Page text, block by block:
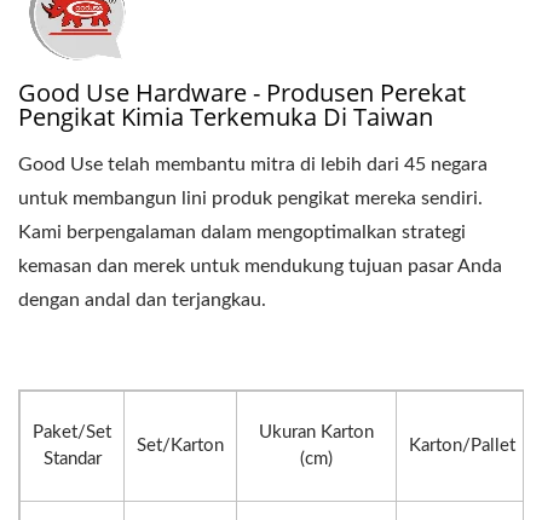
Good Use Hardware - Produsen Perekat
Pengikat Kimia Terkemuka Di Taiwan
Good Use telah membantu mitra di lebih dari 45 negara
untuk membangun lini produk pengikat mereka sendiri.
Kami berpengalaman dalam mengoptimalkan strategi
kemasan dan merek untuk mendukung tujuan pasar Anda
dengan andal dan terjangkau.
Paket/Set
Standar
Set/Karton
Ukuran Karton
(cm)
Karton/Pallet